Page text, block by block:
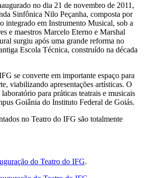
no dia 21 de novembro de 2011,
Sinfônica Nilo Peçanha, composta por
integrado em Instrumento Musical, sob a
e maestros Marcelo Eterno e Marshal
surgiu após uma grande reforma no
Escola Técnica, construído na década
se converte em importante espaço para
viabilizando apresentações artísticas. O
para práticas teatrais e musicais
Goiânia do Instituto Federal de Goiás.
no Teatro do IFG são totalmente
do Teatro do IFG.